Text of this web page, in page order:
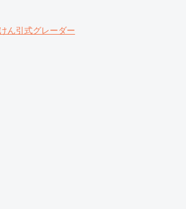
ん引式グレーダー